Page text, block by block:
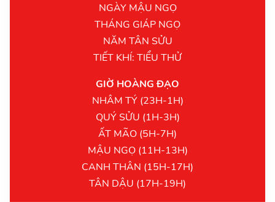
NGÀY MẬU NGỌ
THÁNG GIÁP NGỌ
NĂM TÂN SỬU
TIẾT KHÍ: TIỂU THỬ
GIỜ HOÀNG ĐẠO
NHÂM TÝ (23H-1H)
QUÝ SỬU (1H-3H)
ẤT MÃO (5H-7H)
MẬU NGỌ (11H-13H)
CANH THÂN (15H-17H)
TÂN DẬU (17H-19H)